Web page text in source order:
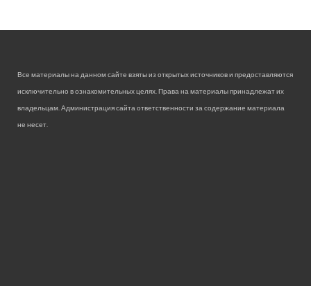
Все материалы на данном сайте взяты из открытых источников и предоставляются
исключительно в ознакомительных целях. Права на материалы принадлежат их
владельцам. Администрация сайта ответственности за содержание материала
не несет.